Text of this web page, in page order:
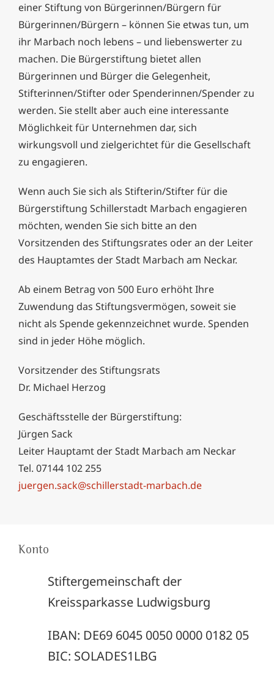
einer Stiftung von Bürgerinnen/Bürgern für
Bürgerinnen/Bürgern – können Sie etwas tun, um
ihr Marbach noch lebens – und liebenswerter zu
machen. Die Bürgerstiftung bietet allen
Bürgerinnen und Bürger die Gelegenheit,
Stifterinnen/Stifter oder Spenderinnen/Spender zu
werden. Sie stellt aber auch eine interessante
Möglichkeit für Unternehmen dar, sich
wirkungsvoll und zielgerichtet für die Gesellschaft
zu engagieren.
Wenn auch Sie sich als Stifterin/Stifter für die
Bürgerstiftung Schillerstadt Marbach engagieren
möchten, wenden Sie sich bitte an den
Vorsitzenden des Stiftungsrates oder an der Leiter
des Hauptamtes der Stadt Marbach am Neckar.
Ab einem Betrag von 500 Euro erhöht Ihre
Zuwendung das Stiftungsvermögen, soweit sie
nicht als Spende gekennzeichnet wurde. Spenden
sind in jeder Höhe möglich.
Vorsitzender des Stiftungsrats
Dr. Michael Herzog
Geschäftsstelle der Bürgerstiftung:
Jürgen Sack
Leiter Hauptamt der Stadt Marbach am Neckar
Tel. 07144 102 255
juergen.sack@schillerstadt-marbach.de
Konto
Stiftergemeinschaft der
Kreissparkasse Ludwigsburg
IBAN: DE69 6045 0050 0000 0182 05
BIC: SOLADES1LBG